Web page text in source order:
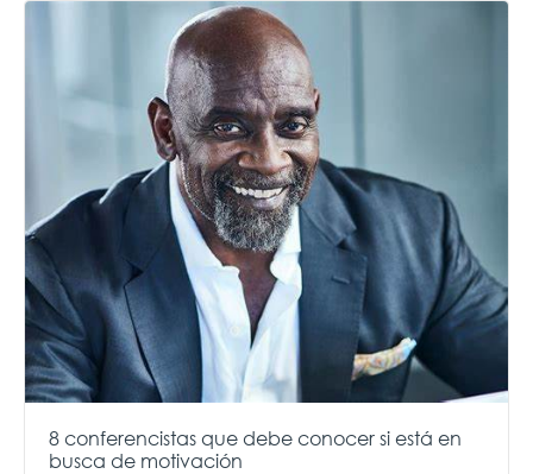
8 conferencistas que debe conocer si está en
busca de motivación